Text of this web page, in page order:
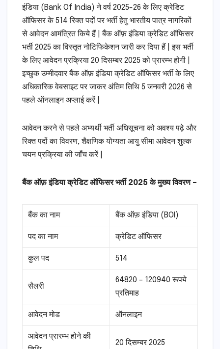
इंडिया (Bank Of India) ने वर्ष 2025-26 के लिए क्रेडिट
ऑफिसर के 514 रिक्त पदों पर भर्ती हेतु भारतीय पात्र नागरिकों
से आवेदन आमंत्रित किये हैं | बैंक ऑफ़ इंडिया क्रेडिट ऑफिसर
भर्ती 2025 का विस्तृत नोटिफिकेशन जारी कर दिया हैं | इस भर्ती
के लिए आवेदन प्रक्रिया 20 दिसम्बर 2025 को प्रारम्भ होगी |
इच्छुक उम्मीदवार बैंक ऑफ़ इंडिया क्रेडिट ऑफिसर भर्ती के लिए
अधिकारिक वेबसाइट पर जाकर अंतिम तिथि 5 जनवरी 2026 से
पहले ऑनलाइन अप्लाई करें |
आवेदन करने से पहले अभ्यर्थी भर्ती अधिसूचना को अवश्य पढ़े और
रिक्त पदों का विवरण, शैक्षणिक योग्यता आयु सीमा आवेदन शुल्क
चयन प्रक्रिया की जाँच करें |
बैंक ऑफ़ इंडिया क्रेडिट ऑफिसर भर्ती 2025 के मुख्य विवरण –
बैंक का नाम बैंक ऑफ़ इंडिया (BOI)
पद का नाम क्रेडिट ऑफिसर
कुल पद 514
सैलरी
64820 – 120940 रूपये
प्रतिमाह
आवेदन मोड ऑनलाइन
आवेदन प्रारम्भ होने की
20 दिसम्बर 2025